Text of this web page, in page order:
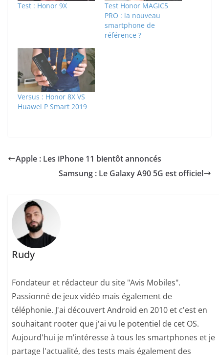
Test : Honor 9X
Test Honor MAGIC5
PRO : la nouveau
smartphone de
référence ?
Versus : Honor 8X VS
Huawei P Smart 2019
Apple : Les iPhone 11 bientôt annoncés
Samsung : Le Galaxy A90 5G est officiel
Rudy
Fondateur et rédacteur du site "Avis Mobiles".
Passionné de jeux vidéo mais également de
téléphonie. J'ai découvert Android en 2010 et c'est en
souhaitant rooter que j'ai vu le potentiel de cet OS.
Aujourd'hui je m’intéresse à tous les smartphones et je
partage l'actualité, des tests mais également des